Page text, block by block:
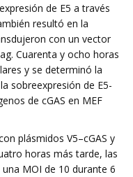
de E5 a través
resultó en la
con un vector
Cuarenta y ocho horas
y se determinó la
sobreexpresión de E5-
de cGAS en MEF
plásmidos V5–cGAS y
horas más tarde, las
MOI de 10 durante 6